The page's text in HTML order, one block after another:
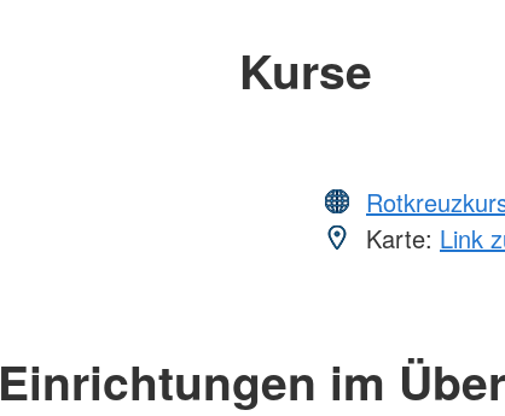
Kurse
Karte: Link
Einrichtungen im